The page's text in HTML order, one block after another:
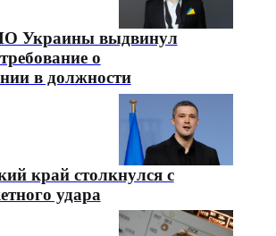
Украины выдвинул
о
в должности
край столкнулся с
удара